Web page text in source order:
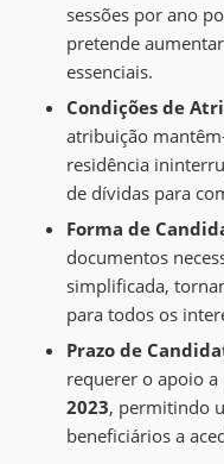
sessões por ano
pretende
essenciais.
Condições de
atribuição
residência
de dívidas para
Forma de
documentos
simplificada,
para todos os
Prazo de
requerer o apoio
2023, permitindo
beneficiários a